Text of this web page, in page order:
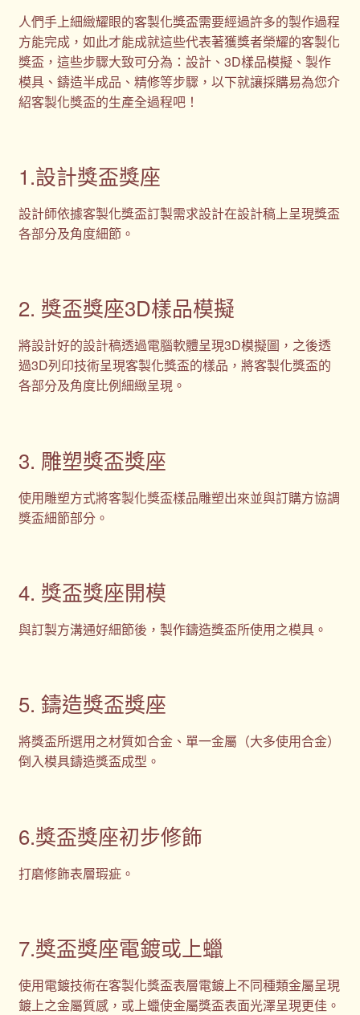
人們手上細緻耀眼的客製化獎盃需要經過許多的製作過程
方能完成，如此才能成就這些代表著獲獎者榮耀的客製化
獎盃，這些步驟大致可分為：設計、3D樣品模擬、製作
模具、鑄造半成品、精修等步驟，以下就讓採購易為您介
紹客製化獎盃的生產全過程吧！
1.設計獎盃獎座
設計師依據客製化獎盃訂製需求設計在設計稿上呈現獎盃
各部分及角度細節。
2. 獎盃獎座3D樣品模擬
將設計好的設計稿透過電腦軟體呈現3D模擬圖，之後透
過3D列印技術呈現客製化獎盃的樣品，將客製化獎盃的
各部分及角度比例細緻呈現。
3. 雕塑獎盃獎座
使用雕塑方式將客製化獎盃樣品雕塑出來並與訂購方協調
獎盃細節部分。
4. 獎盃獎座開模
與訂製方溝通好細節後，製作鑄造獎盃所使用之模具。
5. 鑄造獎盃獎座
將獎盃所選用之材質如合金、單一金屬（大多使用合金）
倒入模具鑄造獎盃成型。
6.獎盃獎座初步修飾
打磨修飾表層瑕疵。
7.獎盃獎座電鍍或上蠟
使用電鍍技術在客製化獎盃表層電鍍上不同種類金屬呈現
鍍上之金屬質感，或上蠟使金屬獎盃表面光澤呈現更佳。